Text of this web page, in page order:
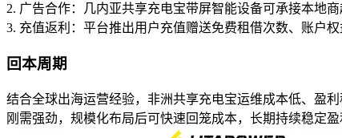
2. 广告合作：几内亚共享充电宝带屏智能设备可承接本地
3. 充值返利：平台推出用户充值赠送免费租借次数、账户
回本周期
结合全球出海运营经验，非洲共享充电宝运维成本低、盈
刚需强劲，规模化布局后可快速回笼成本，长期持续稳定盈